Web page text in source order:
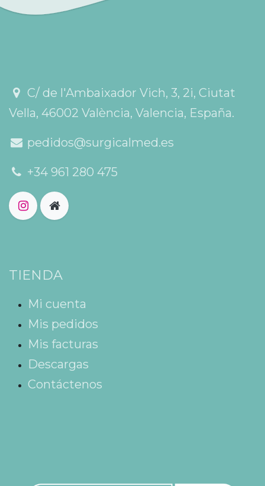
C/ de l'Ambaixador Vich, 3, 2i, Ciutat
Vella, 46002 València, Valencia, España.
pedidos@surgicalmed.es
+34 961 280 475
TIENDA
Mi cuenta
Mis pedidos
Mis facturas
Descargas
Contáctenos